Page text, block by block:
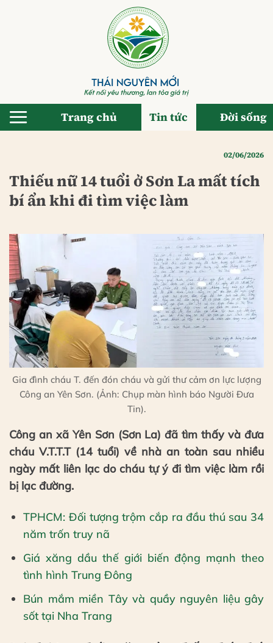
Trang chủ Tin tức Đời sống
02/06/2026
Thiếu nữ 14 tuổi ở Sơn La mất tích
bí ẩn khi đi tìm việc làm
Gia đình cháu T. đến đón cháu và gửi thư cảm ơn lực lượng
Công an Yên Sơn. (Ảnh: Chụp màn hình báo Người Đưa
Tin).
Công an xã Yên Sơn (Sơn La) đã tìm thấy và đưa
cháu V.T.T.T (14 tuổi) về nhà an toàn sau nhiều
ngày mất liên lạc do cháu tự ý đi tìm việc làm rồi
bị lạc đường.
TPHCM: Đối tượng trộm cắp ra đầu thú sau 34
năm trốn truy nã
Giá xăng dầu thế giới biến động mạnh theo
tình hình Trung Đông
Bún mắm miền Tây và quầy nguyên liệu gây
sốt tại Nha Trang